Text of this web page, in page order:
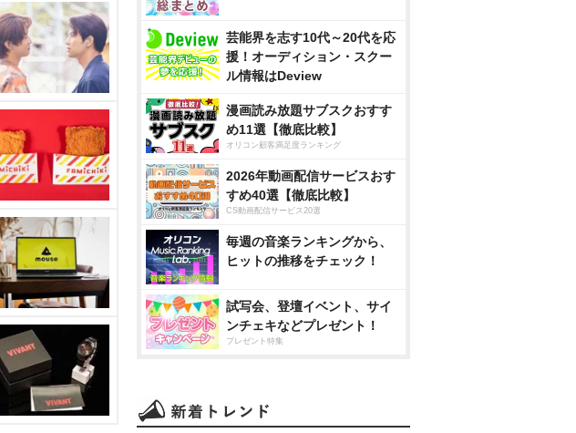
芸能界を志す10代～20代を応
援！オーディション・スクー
ル情報はDeview
漫画読み放題サブスクおすす
め11選【徹底比較】
オリコン顧客満足度ランキング
2026年動画配信サービスおす
すめ40選【徹底比較】
CS動画配信サービス20選
毎週の音楽ランキングから、
ヒットの推移をチェック！
試写会、登壇イベント、サイ
ンチェキなどプレゼント！
プレゼント特集